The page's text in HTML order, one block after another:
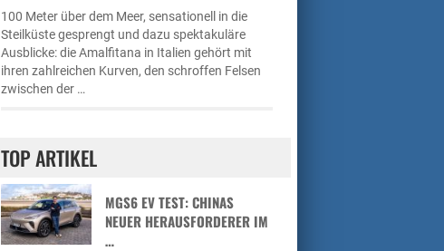
100 Meter über dem Meer, sensationell in die
Steilküste gesprengt und dazu spektakuläre
Ausblicke: die Amalfitana in Italien gehört mit
ihren zahlreichen Kurven, den schroffen Felsen
zwischen der …
TOP ARTIKEL
MGS6 EV TEST: CHINAS
NEUER HERAUSFORDERER IM
…